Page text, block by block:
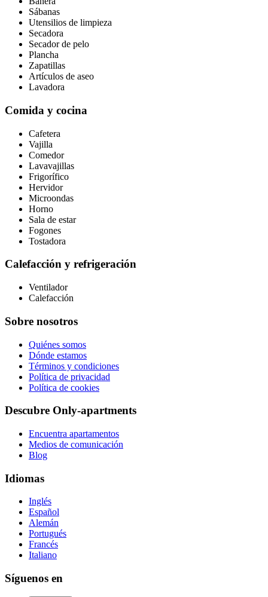
Sábanas
Utensilios de limpieza
Secadora
Secador de pelo
Plancha
Zapatillas
Artículos de aseo
Lavadora
Comida y cocina
Cafetera
Vajilla
Comedor
Lavavajillas
Frigorífico
Hervidor
Microondas
Horno
Sala de estar
Fogones
Tostadora
Calefacción y refrigeración
Ventilador
Calefacción
Sobre nosotros
Quiénes somos
Dónde estamos
Términos y condiciones
Política de privacidad
Política de cookies
Descubre Only-apartments
Encuentra apartamentos
Medios de comunicación
Blog
Idiomas
Inglés
Español
Alemán
Portugués
Francés
Italiano
Síguenos en